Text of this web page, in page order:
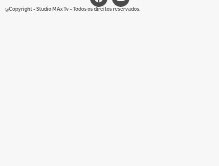
@Copyright - Studio MAx Tv - Todos os direitos reservados.